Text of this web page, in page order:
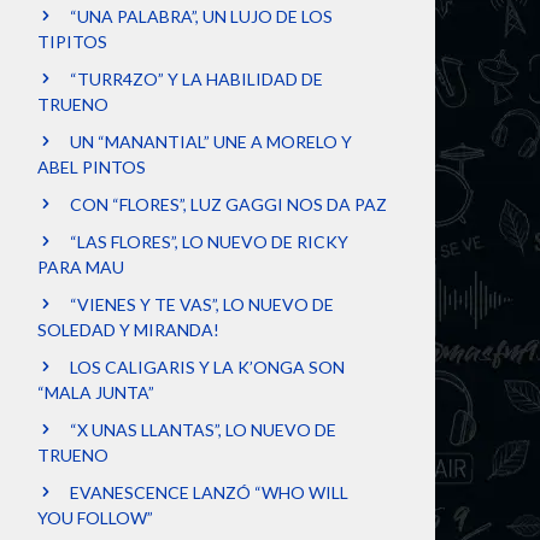
“UNA PALABRA”, UN LUJO DE LOS
TIPITOS
“TURR4ZO” Y LA HABILIDAD DE
TRUENO
UN “MANANTIAL” UNE A MORELO Y
ABEL PINTOS
CON “FLORES”, LUZ GAGGI NOS DA PAZ
“LAS FLORES”, LO NUEVO DE RICKY
PARA MAU
“VIENES Y TE VAS”, LO NUEVO DE
SOLEDAD Y MIRANDA!
LOS CALIGARIS Y LA K’ONGA SON
“MALA JUNTA”
“X UNAS LLANTAS”, LO NUEVO DE
TRUENO
EVANESCENCE LANZÓ “WHO WILL
YOU FOLLOW”